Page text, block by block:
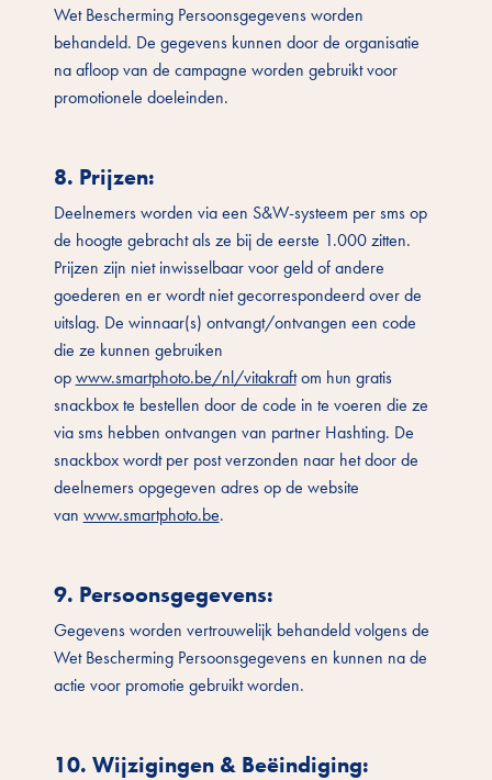
Wet Bescherming Persoonsgegevens worden
behandeld. De gegevens kunnen door de organisatie
na afloop van de campagne worden gebruikt voor
promotionele doeleinden.
8. Prijzen:
Deelnemers worden via een S&W-systeem per sms op
de hoogte gebracht als ze bij de eerste 1.000 zitten.
Prijzen zijn niet inwisselbaar voor geld of andere
goederen en er wordt niet gecorrespondeerd over de
uitslag. De winnaar(s) ontvangt/ontvangen een code
die ze kunnen gebruiken
opwww.smartphoto.be/nl/vitakraftom hun gratis
snackbox te bestellen door de code in te voeren die ze
via sms hebben ontvangen van partner Hashting. De
snackbox wordt per post verzonden naar het door de
deelnemers opgegeven adres op de website
van www.smartphoto.be.
9. Persoonsgegevens:
Gegevens worden vertrouwelijk behandeld volgens de
Wet Bescherming Persoonsgegevens en kunnen na de
actie voor promotie gebruikt worden.
10. Wijzigingen & Beëindiging: